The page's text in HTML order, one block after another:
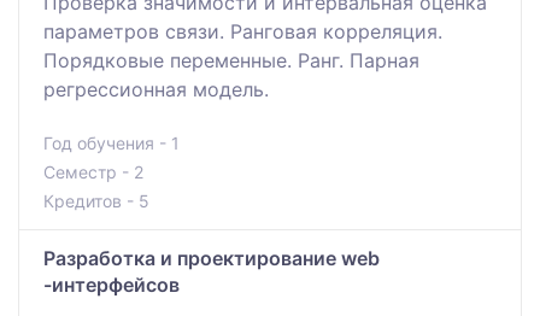
параметров связи. Ранговая корреляция.
Порядковые переменные. Ранг. Парная
регрессионная модель.
Год обучения - 1
Семестр - 2
Кредитов - 5
Разработка и проектирование web
-интерфейсов